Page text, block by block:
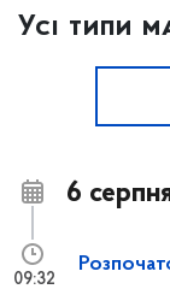
Усі типи
6
09:32